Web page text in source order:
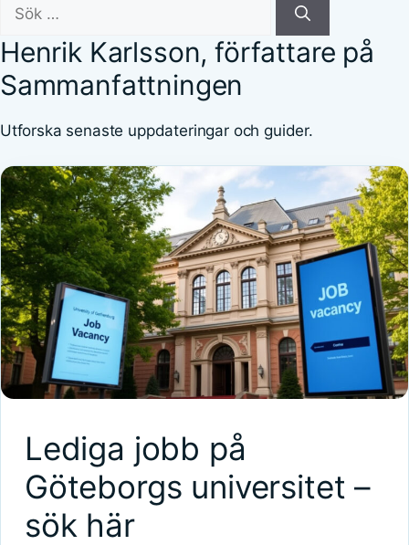
efter:
Henrik Karlsson, författare på
Sammanfattningen
Utforska senaste uppdateringar och guider.
Lediga jobb på
Göteborgs universitet –
sök här